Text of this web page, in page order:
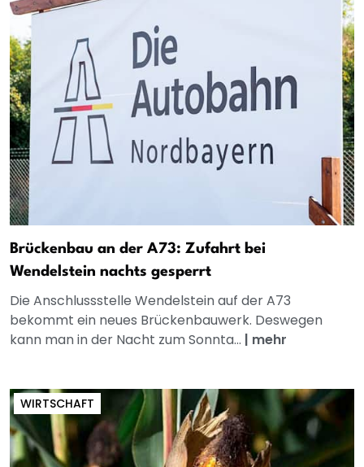
Brückenbau an der A73: Zufahrt bei
Wendelstein nachts gesperrt
Die Anschlussstelle Wendelstein auf der A73
bekommt ein neues Brückenbauwerk. Deswegen
kann man in der Nacht zum Sonnta... | mehr
WIRTSCHAFT